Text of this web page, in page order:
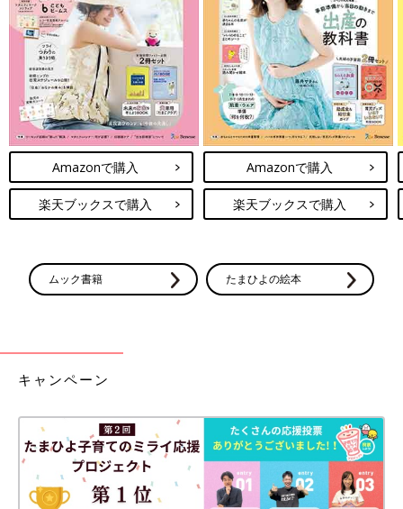
Amazonで購入
楽天ブックスで購入
Amazonで購入
楽天ブックスで購入
ムック書籍 たまひよの絵本
キャンペーン